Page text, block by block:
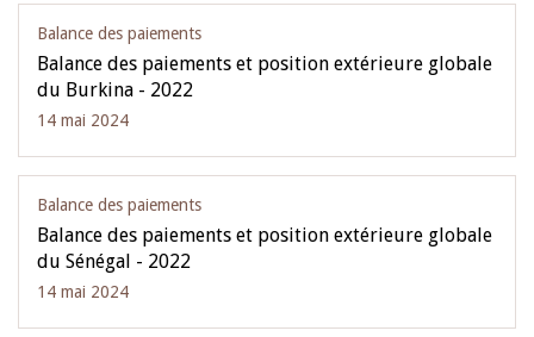
Balance des paiements
Balance des paiements et position extérieure globale
du Burkina - 2022
14 mai 2024
Balance des paiements
Balance des paiements et position extérieure globale
du Sénégal - 2022
14 mai 2024